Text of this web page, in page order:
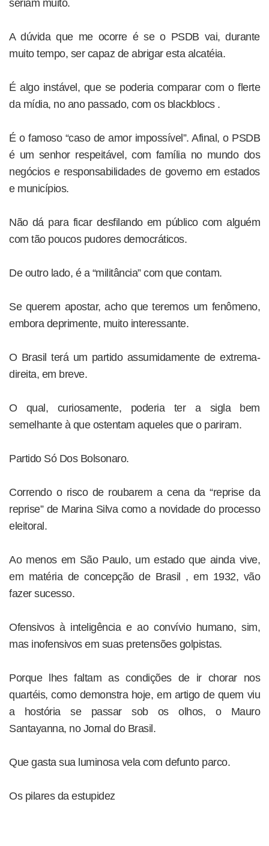
seriam muito.
A dúvida que me ocorre é se o PSDB vai, durante
muito tempo, ser capaz de abrigar esta alcatéia.
É algo instável, que se poderia comparar com o flerte
da mídia, no ano passado, com os blackblocs .
É o famoso “caso de amor impossível”. Afinal, o PSDB
é um senhor respeitável, com família no mundo dos
negócios e responsabilidades de governo em estados
e municípios.
Não dá para ficar desfilando em público com alguém
com tão poucos pudores democráticos.
De outro lado, é a “militância” com que contam.
Se querem apostar, acho que teremos um fenômeno,
embora deprimente, muito interessante.
O Brasil terá um partido assumidamente de extrema-
direita, em breve.
O qual, curiosamente, poderia ter a sigla bem
semelhante à que ostentam aqueles que o pariram.
Partido Só Dos Bolsonaro.
Correndo o risco de roubarem a cena da “reprise da
reprise” de Marina Silva como a novidade do processo
eleitoral.
Ao menos em São Paulo, um estado que ainda vive,
em matéria de concepção de Brasil , em 1932, vão
fazer sucesso.
Ofensivos à inteligência e ao convívio humano, sim,
mas inofensivos em suas pretensões golpistas.
Porque lhes faltam as condições de ir chorar nos
quartéis, como demonstra hoje, em artigo de quem viu
a hostória se passar sob os olhos, o Mauro
Santayanna, no Jornal do Brasil.
Que gasta sua luminosa vela com defunto parco.
Os pilares da estupidez